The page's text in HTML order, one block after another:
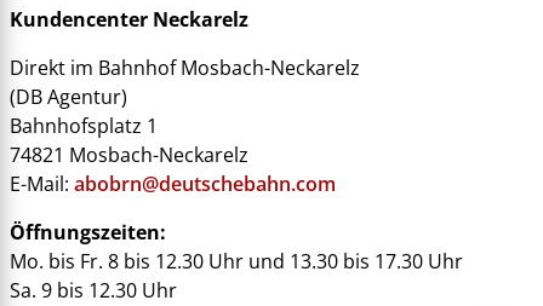
Kundencenter Neckarelz
Direkt im Bahnhof Mosbach-Neckarelz
(DB Agentur)
Bahnhofsplatz 1
74821 Mosbach-Neckarelz
E-Mail: abobrn@deutschebahn.com
Öffnungszeiten:
Mo. bis Fr. 8 bis 12.30 Uhr und 13.30 bis 17.30 Uhr
Sa. 9 bis 12.30 Uhr